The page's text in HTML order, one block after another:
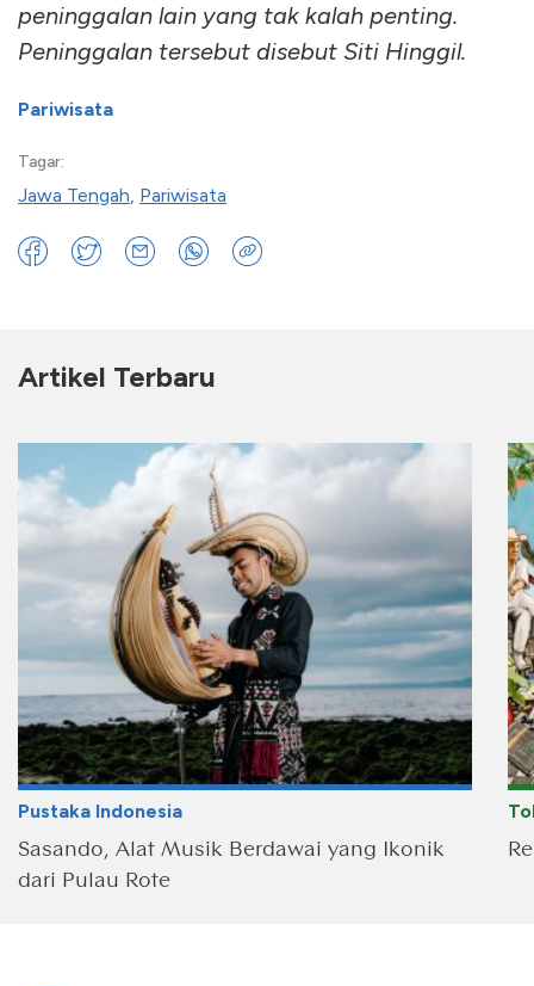
peninggalan lain yang tak kalah penting.
Peninggalan tersebut disebut Siti Hinggil.
Pariwisata
Tagar:
Jawa Tengah, Pariwisata
Artikel Terbaru
Pustaka Indonesia
Sasando, Alat Musik Berdawai yang Ikonik
dari Pulau Rote